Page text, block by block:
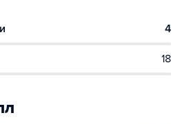
4
18